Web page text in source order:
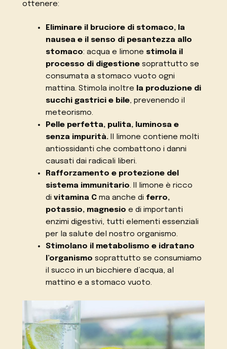
ottenere:
Eliminare il bruciore di stomaco, la
nausea e il senso di pesantezza allo
stomaco: acqua e limone stimola il
processo di digestionesoprattutto se
consumata a stomaco vuoto ogni
mattina. Stimola inoltre la produzione di
succhi gastrici e bile, prevenendo il
meteorismo.
Pelle perfetta, pulita, luminosa e
senza impurità.Il limone contiene molti
antiossidanti che combattono i danni
causati dai radicali liberi.
Rafforzamento e protezione del
sistema immunitario. Il limone è ricco
di vitamina Cma anche di ferro,
potassio, magnesio e di importanti
enzimi digestivi, tutti elementi essenziali
per la salute del nostro organismo.
Stimolano il metabolismo e idratano
l’organismo soprattutto se consumiamo
il succo in un bicchiere d’acqua, al
mattino e a stomaco vuoto.